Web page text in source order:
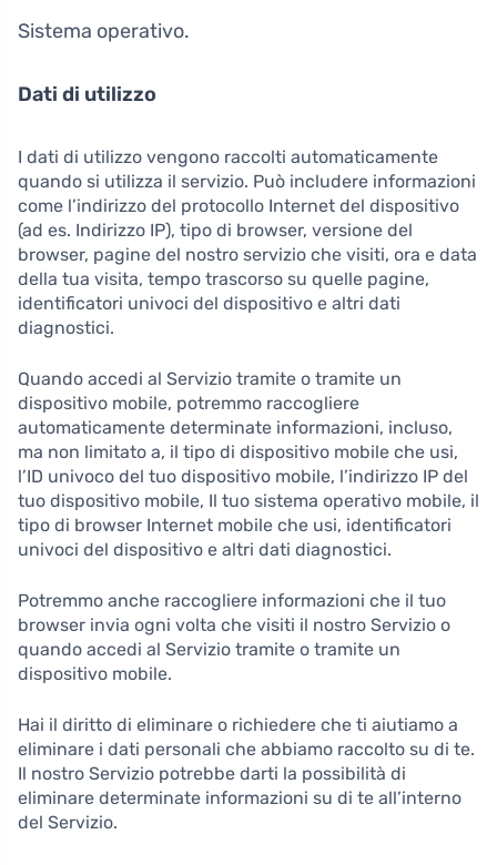
Sistema operativo.
Dati di utilizzo
I dati di utilizzo vengono raccolti automaticamente
quando si utilizza il servizio. Può includere informazioni
come l’indirizzo del protocollo Internet del dispositivo
(ad es. Indirizzo IP), tipo di browser, versione del
browser, pagine del nostro servizio che visiti, ora e data
della tua visita, tempo trascorso su quelle pagine,
identificatori univoci del dispositivo e altri dati
diagnostici.
Quando accedi al Servizio tramite o tramite un
dispositivo mobile, potremmo raccogliere
automaticamente determinate informazioni, incluso,
ma non limitato a, il tipo di dispositivo mobile che usi,
l’ID univoco del tuo dispositivo mobile, l’indirizzo IP del
tuo dispositivo mobile, Il tuo sistema operativo mobile, il
tipo di browser Internet mobile che usi, identificatori
univoci del dispositivo e altri dati diagnostici.
Potremmo anche raccogliere informazioni che il tuo
browser invia ogni volta che visiti il nostro Servizio o
quando accedi al Servizio tramite o tramite un
dispositivo mobile.
Hai il diritto di eliminare o richiedere che ti aiutiamo a
eliminare i dati personali che abbiamo raccolto su di te.
Il nostro Servizio potrebbe darti la possibilità di
eliminare determinate informazioni su di te all’interno
del Servizio.